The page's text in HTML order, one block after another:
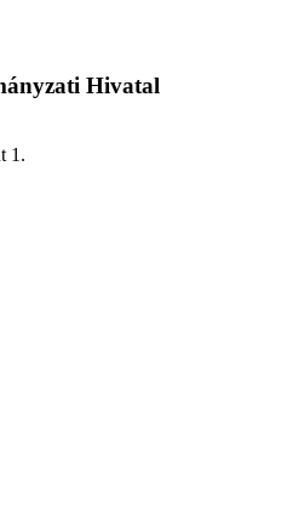
Hivatal
1.